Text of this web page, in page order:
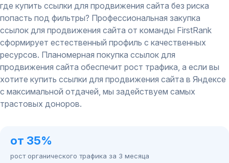
где купить ссылки для продвижения сайта без риска
попасть под фильтры? Профессиональная закупка
ссылок для продвижения сайта от команды FirstRank
сформирует естественный профиль с качественных
ресурсов. Планомерная покупка ссылок для
продвижения сайта обеспечит рост трафика, а если вы
хотите купить ссылки для продвижения сайта в Яндексе
с максимальной отдачей, мы задействуем самых
трастовых доноров.
от 35%
рост органического трафика за 3 месяца